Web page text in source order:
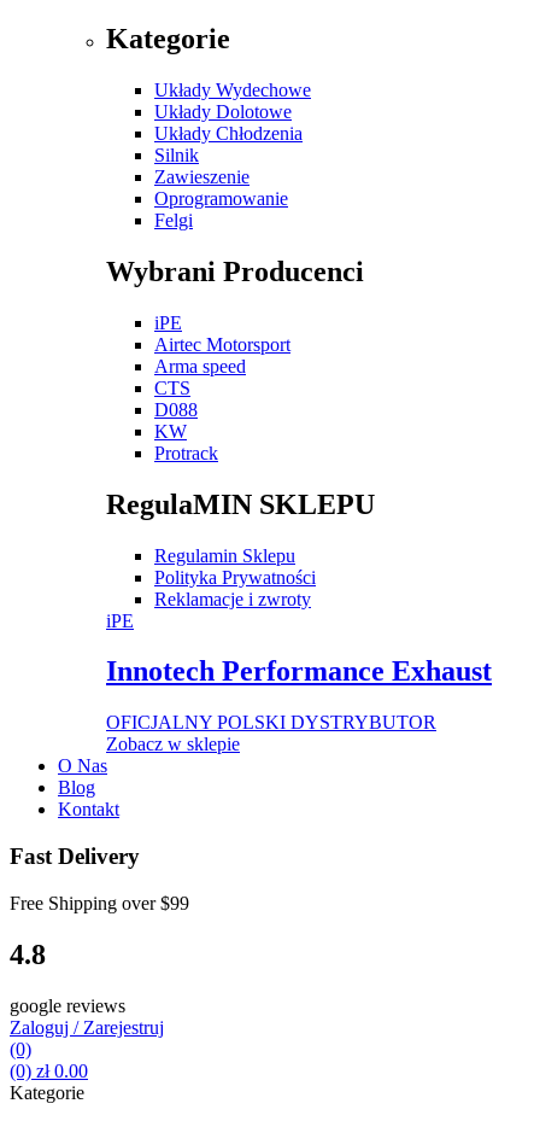
Kategorie
Układy Wydechowe
Układy Dolotowe
Układy Chłodzenia
Silnik
Zawieszenie
Oprogramowanie
Felgi
Wybrani Producenci
iPE
Airtec Motorsport
Arma speed
CTS
D088
KW
Protrack
RegulaMIN SKLEPU
Regulamin Sklepu
Polityka Prywatności
Reklamacje i zwroty
iPE
Innotech Performance Exhaust
OFICJALNY POLSKI DYSTRYBUTOR
Zobacz w sklepie
O Nas
Blog
Kontakt
Fast Delivery
Free Shipping over$99
4.8
google reviews
Zaloguj / Zarejestruj
(0)
(0) zł0.00
Kategorie